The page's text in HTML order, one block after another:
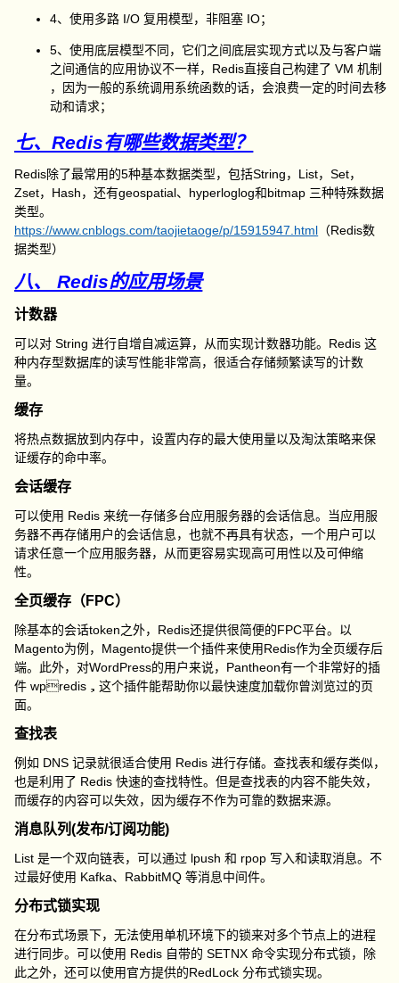
4、使用多路 I/O 复用模型，非阻塞 IO；
5、使用底层模型不同，它们之间底层实现方式以及与客户端
之间通信的应用协议不一样，Redis直接自己构建了 VM 机制
，因为一般的系统调用系统函数的话，会浪费一定的时间去移
动和请求；
七、Redis有哪些数据类型？
Redis除了最常用的5种基本数据类型，包括String，List，Set，
Zset，Hash，还有geospatial、hyperloglog和bitmap 三种特殊数据
类型。
https://www.cnblogs.com/taojietaoge/p/15915947.html （Redis数
据类型）
八、 Redis的应用场景
计数器
可以对 String 进行自增自减运算，从而实现计数器功能。Redis 这
种内存型数据库的读写性能非常高，很适合存储频繁读写的计数
量。
缓存
将热点数据放到内存中，设置内存的最大使用量以及淘汰策略来保
证缓存的命中率。
会话缓存
可以使用 Redis 来统一存储多台应用服务器的会话信息。当应用服
务器不再存储用户的会话信息，也就不再具有状态，一个用户可以
请求任意一个应用服务器，从而更容易实现高可用性以及可伸缩
性。
全页缓存（FPC）
除基本的会话token之外，Redis还提供很简便的FPC平台。以
Magento为例，Magento提供一个插件来使用Redis作为全页缓存后
端。此外，对WordPress的用户来说，Pantheon有一个非常好的插
件 wpredis，这个插件能帮助你以最快速度加载你曾浏览过的页
面。
查找表
例如 DNS 记录就很适合使用 Redis 进行存储。查找表和缓存类似，
也是利用了 Redis 快速的查找特性。但是查找表的内容不能失效，
而缓存的内容可以失效，因为缓存不作为可靠的数据来源。
消息队列(发布/订阅功能)
List 是一个双向链表，可以通过 lpush 和 rpop 写入和读取消息。不
过最好使用 Kafka、RabbitMQ 等消息中间件。
分布式锁实现
在分布式场景下，无法使用单机环境下的锁来对多个节点上的进程
进行同步。可以使用 Redis 自带的 SETNX 命令实现分布式锁，除
此之外，还可以使用官方提供的RedLock 分布式锁实现。